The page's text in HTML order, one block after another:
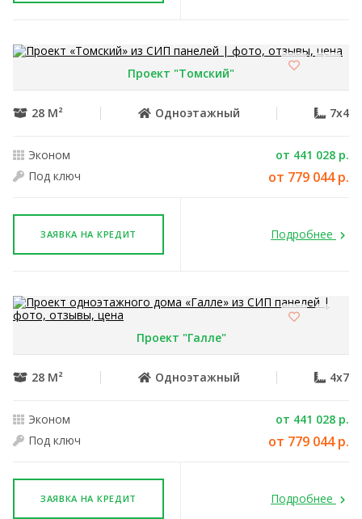
Проект "Томский"
28 М² Одноэтажный 7x4
Эконом
от 441 028 р.
Под ключ
от 779 044 р.
ЗАЯВКА НА КРЕДИТ Подробнее
Проект "Галле"
28 М² Одноэтажный 4x7
Эконом
от 441 028 р.
Под ключ
от 779 044 р.
ЗАЯВКА НА КРЕДИТ Подробнее